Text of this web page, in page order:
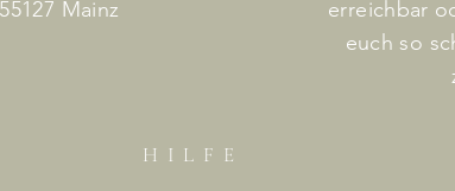
Mainz
erreichbar
euch so
HILF E